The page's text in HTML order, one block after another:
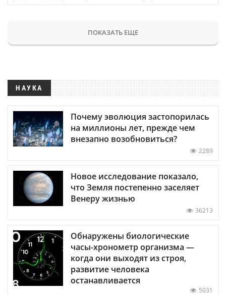
ПОКАЗАТЬ ЕЩЕ
НАУКА
Почему эволюция застопорилась
на миллионы лет, прежде чем
внезапно возобновиться?
2289
Новое исследование показало,
что Земля постепенно заселяет
Венеру жизнью
36213
Обнаружены биологические
часы-хронометр организма —
когда они выходят из строя,
развитие человека
останавливается
5031